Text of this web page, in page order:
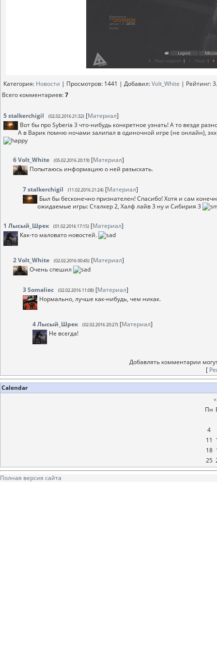
Категория: Новости | Просмотров: 1441 | Добавил:Volt_White | Рейтинг:
Всего комментариев:7
5stalkerchigil (02.02.2016 21:32) [Материал]
Вот бы про Syberia 3 что-нибудь конкретное узнать! А то везде
А в Варик помню ночами залипал в одиночной игре (не онлайн),
6Volt_White (05.02.2016 20:19) [Материал]
Попытаюсь информацию о ней разыскать.
7stalkerchigil (11.02.2016 21:24) [Материал]
Был бы бесконечно признателен! Спасибо! Хотя и сам
ожидаемые игры: Сталкер 2, Халф лайв 3 ну и Сибирия 3
1 Лысый_Шрек (01.02.2016 17:15) [Материал]
Как-то маловато новостей.
2Volt_White (02.02.2016 00:45) [Материал]
Очень спешил
3Somaliec (02.02.2016 11:08) [Материал]
Нормально, лучше как-нибудь, чем никак.
4Лысый_Шрек (02.02.2016 20:27) [Материал]
Не всегда!
Добавлять комментарии
[
Calendar
«
Пн
4
11
18
25
Полная версия сайта